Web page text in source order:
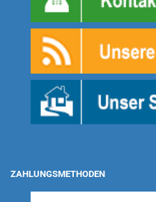
ZAHLUNGSMETHODEN